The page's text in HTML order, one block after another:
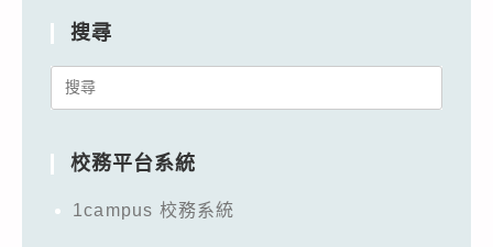
搜尋
Search
校務平台系統
1campus 校務系統